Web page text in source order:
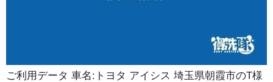
ご利用データ 車名:トヨタ アイシス 埼玉県朝霞市のT様